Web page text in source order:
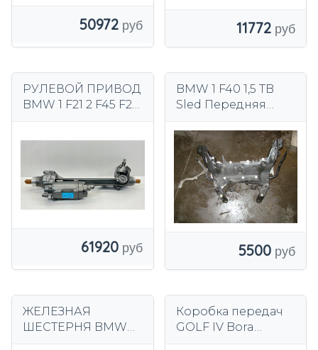
50972 11772
РУЛЕВОЙ ПРИВОД
BMW 1 F21 2 F45 F23
61920
BMW 1 F40 1,5 TB
Sled Передняя
рейка 6872729
5500
ЖЕЛЕЗНАЯ
ШЕСТЕРНЯ BMW
Коробка передач
GOLF IV Bora